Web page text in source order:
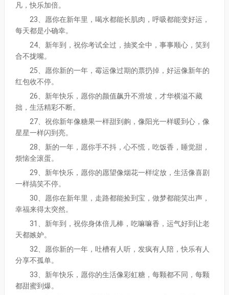
凡，快乐加倍。
23、愿你在新年里，喝水都能长肌肉，呼吸都能变好运，
每天都是小确幸。
24、新年到，祝你考试全过，抽奖全中，事事顺心，笑到
合不拢嘴。
25、愿你新的一年，霉运像过期的票扔掉，好运像新年的
红包收不停。
26、新年快乐，愿你的颜值飙升不滑坡，才华横溢不藏
拙，生活精彩不断。
27、祝你新年像糖果一样甜到齁，像阳光一样暖到心，像
星星一样闪到亮。
28、新的一年，愿你手不抖，心不慌，吃饭香，睡觉甜，
烦恼全滚蛋。
29、新年快乐，愿你的愿望像烟花一样绽放，生活像喜剧
一样搞笑不停。
30、愿你在新年里，走路都能捡到宝，做梦都能笑出声，
幸福来得太突然。
31、新年到，祝你身体倍儿棒，吃嘛嘛香，运气好到让老
天都嫉妒。
32、愿你新的一年，吐槽有人听，发疯有人陪，快乐有人
分享不孤单。
33、新年快乐，愿你的生活像彩虹糖，每颗都不同，每颗
都甜蜜到爆。